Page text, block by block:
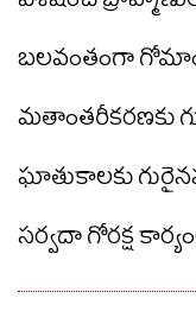
బలవంతంగా
మతాంతరీకరణకు
ఘాతుకాలకు
సర్వదా గోరక్ష